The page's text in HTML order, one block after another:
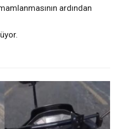
ardından